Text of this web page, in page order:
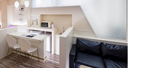
アクセントのやさしい雰囲気の空間